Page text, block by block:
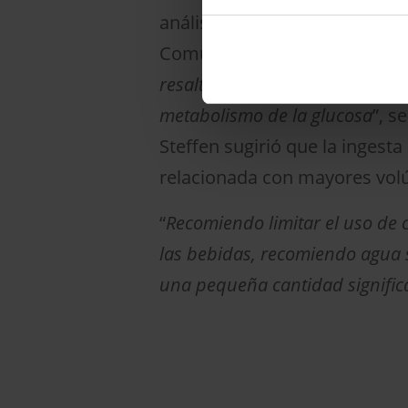
análisis de mediación,
Comunitaria en la Facultad
resaltan la necesidad de
metabolismo de la glucosa”,
Steffen sugirió que la
relacionada con mayores
“Recomiendo limitar el uso
las bebidas, recomiendo
una pequeña cantidad